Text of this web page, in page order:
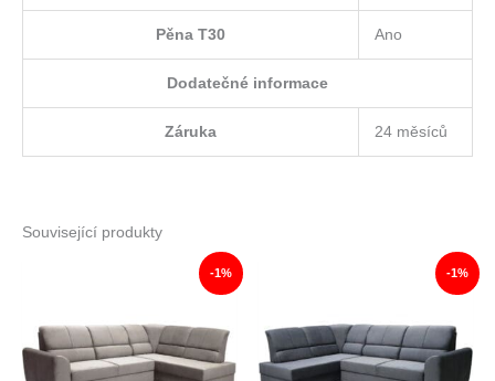
Pěna T30 Ano
Dodatečné informace
Záruka 24 měsíců
Související produkty
-1% -1%